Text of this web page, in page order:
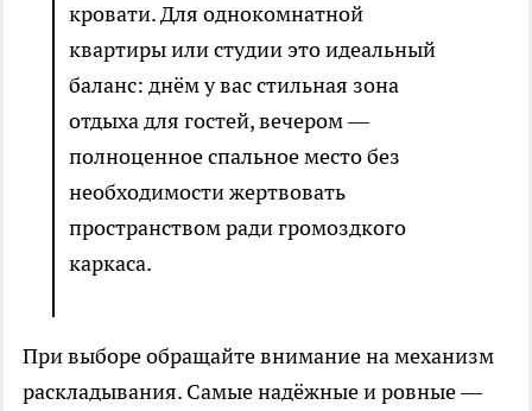
кровати. Для однокомнатной
квартиры или студии это идеальный
баланс: днём у вас стильная зона
отдыха для гостей, вечером —
полноценное спальное место без
необходимости жертвовать
пространством ради громоздкого
каркаса.
При выборе обращайте внимание на механизм
раскладывания. Самые надёжные и ровные —